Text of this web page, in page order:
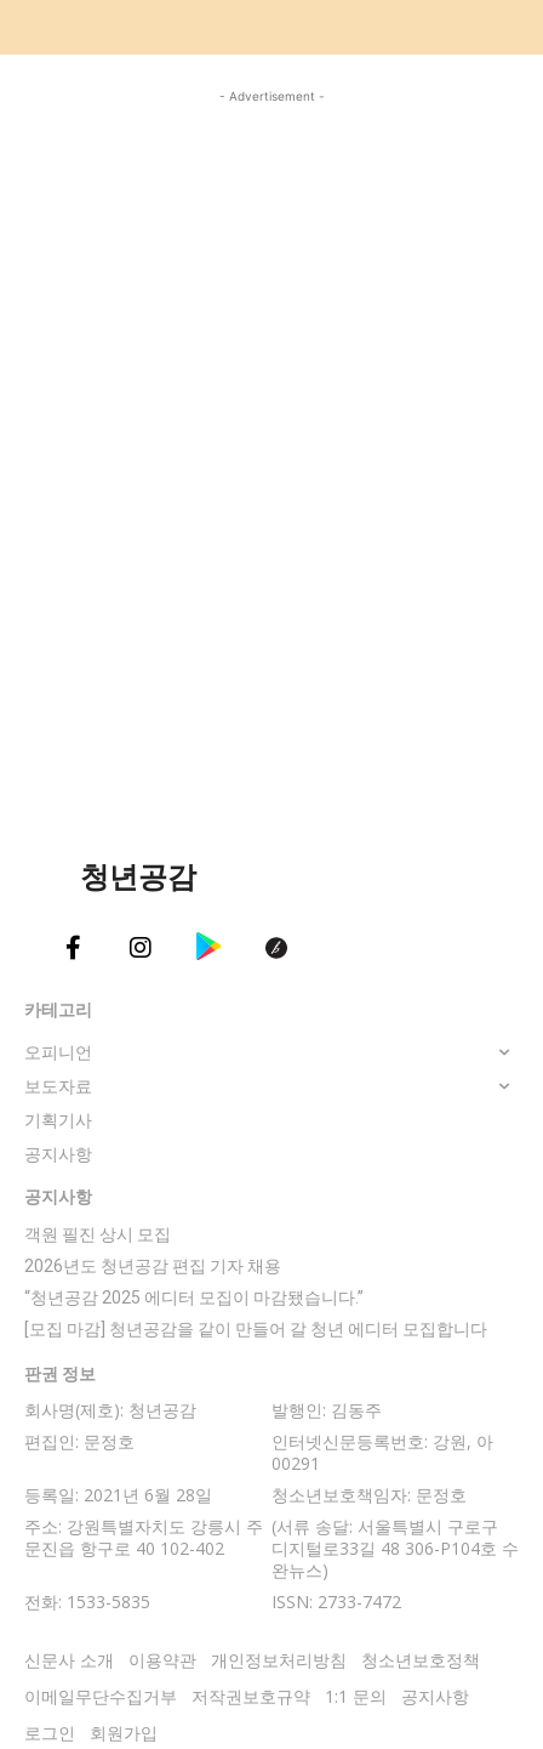
- Advertisement -
청년공감
카테고리
오피니언
보도자료
기획기사
공지사항
공지사항
객원 필진 상시 모집
2026년도 청년공감 편집 기자 채용
“청년공감 2025 에디터 모집이 마감됐습니다.”
[모집 마감] 청년공감을 같이 만들어 갈 청년 에디터 모집합니다
판권 정보
회사명(제호): 청년공감
발행인: 김동주
편집인: 문정호
인터넷신문등록번호: 강원, 아
00291
등록일: 2021년 6월 28일
청소년보호책임자: 문정호
주소: 강원특별자치도 강릉시 주
문진읍 항구로 40 102-402
(서류 송달: 서울특별시 구로구
디지털로33길 48 306-P104호 수
완뉴스)
전화: 1533-5835
ISSN: 2733-7472
신문사 소개 이용약관 개인정보처리방침
청소년보호정책
이메일무단수집거부
저작권보호규약 1:1 문의
공지사항
로그인
회원가입